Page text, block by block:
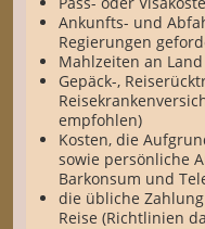
Ankunfts- und
Regierungen
Mahlzeiten an Land
Gepäck-,
empfohlen)
Kosten, die
sowie persönliche
Barkonsum und
die übliche
Reise (Richtlinien